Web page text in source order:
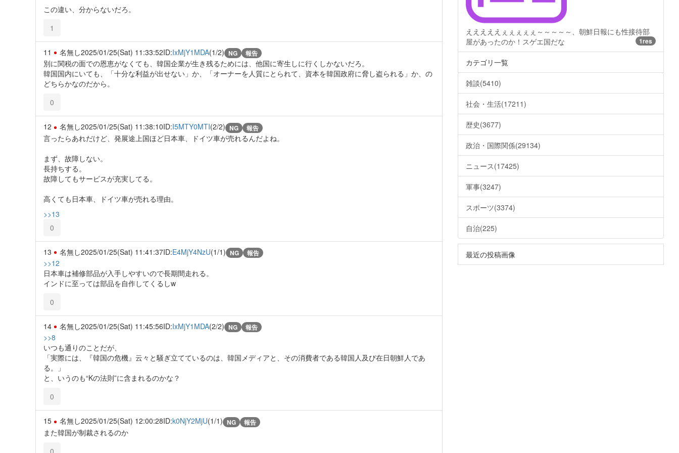
この違い、分からないだろ。
1
11 名無し2025/01/25(Sat) 11:33:52ID:IxMjY1MDA(1/2) NG 報告
別に関税の面での恩恵がなくても、韓国企業が生き残るためには、他国に寄生しに行くしかないだろ。
韓国国内にいても、「十分な利益が出せない」か、「オーナーを人質にとられて、資本を韓国政府に脅し盗られる」か、の
どちらかなのだから。
0
12 名無し2025/01/25(Sat) 11:38:10ID:I5MTY0MTI(2/2) NG 報告
言ったらあれだけど、発展途上国ほど日本車、ドイツ車が売れるんだよね。
まず、故障しない。
長持ちする。
故障してもサービスが充実してる。
高くても日本車、ドイツ車が売れる理由。
>>13
0
13 名無し2025/01/25(Sat) 11:41:37ID:E4MjY4NzU(1/1) NG 報告
>>12
日本車は補修部品が入手しやすいので長期間走れる。
インドに至っては部品を自作してくるしw
0
14 名無し2025/01/25(Sat) 11:45:56ID:IxMjY1MDA(2/2) NG 報告
>>8
いつも通りのことだが、
「実際には、『韓国の危機』云々と騒ぎ立てているのは、韓国メディアと、その消費者である韓国人及び在日朝鮮人であ
る。」
と、いうのも“Kの法則”に含まれるのかな？
0
15 名無し2025/01/25(Sat) 12:00:28ID:k0NjY2MjU(1/1) NG 報告
また韓国が制裁されるのか
0
えええええぇぇぇぇぇ～～～～～、朝鮮日報にも性接待部
屋があったのか！スゲエ国だな
1res
カテゴリ一覧
雑談(5410)
社会・生活(17211)
歴史(3677)
政治・国際関係(29134)
ニュース(17425)
軍事(3247)
スポーツ(3374)
自治(225)
最近の投稿画像